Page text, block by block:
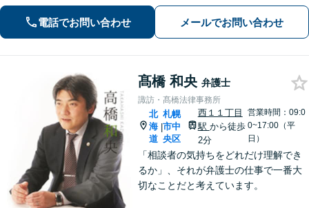
最大化に尽力。【分割払い利用可】
【土日祝・夜間相談対応可】
電話でお問い合わせ メールでお問い合わせ
髙橋 和央 弁護士
諏訪・髙橋法律事務所
北
海
道
|
札幌
市中
央区
西１１丁目
駅 から徒歩
2分
営業時間：09:0
0~17:00（平
日）
「相談者の気持ちをどれだけ理解でき
るか」、それが弁護士の仕事で一番大
切なことだと考えています。